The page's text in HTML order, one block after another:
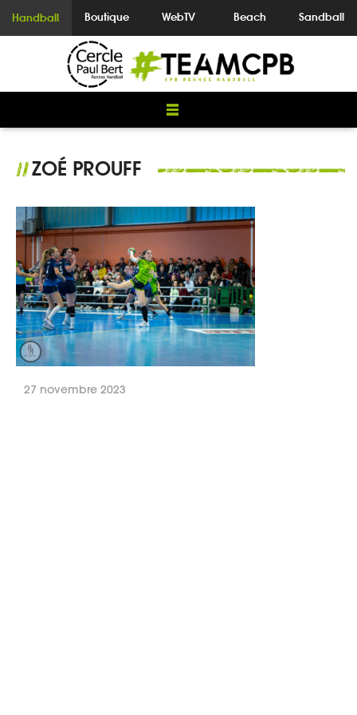
Handball Boutique WebTV Beach Sandball
//ZOÉ PROUFF
27 novembre 2023